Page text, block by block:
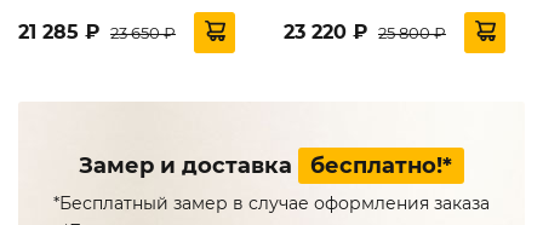
21 285 ₽ 23 650 ₽ 23 220 ₽ 25 800 ₽
Замер и доставка бесплатно!*
*Бесплатный замер в случае оформления заказа